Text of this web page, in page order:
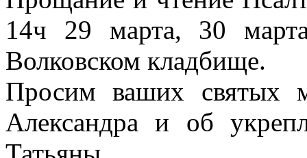
14ч 29 марта, 30
Волковском кладбище.
Просим ваших святых
Александра и об